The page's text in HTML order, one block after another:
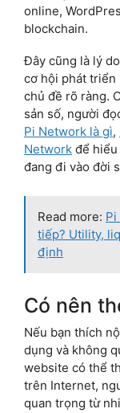
online,
blockchain.
Đây cũng là lý
cơ hội phát triển
chủ đề rõ ràng.
sản số, người
Pi Network là gì,
Network để
đang đi vào đời
Read more:
tiếp? Utility,
định
Có nên
Nếu bạn thích
dụng và không
website có thể
trên Internet,
quan trọng từ